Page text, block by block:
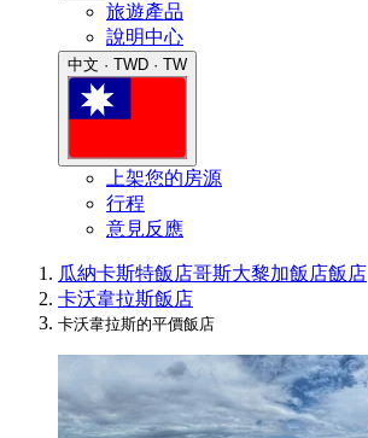
旅遊產品
說明中心
中文 · TWD · TW
上架您的房源
行程
意見反應
瓜納卡斯特飯店哥斯大黎加飯店飯店
卡沃韋拉斯飯店
卡沃韋拉斯的平價飯店